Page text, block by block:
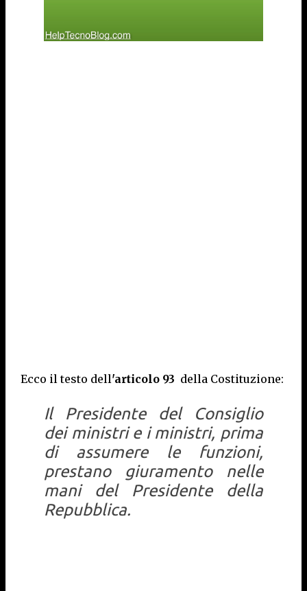
Ecco il testo dell'articolo 93 della Costituzione:
Il Presidente del Consiglio
dei ministri e i ministri, prima
di assumere le funzioni,
prestano giuramento nelle
mani del Presidente della
Repubblica.